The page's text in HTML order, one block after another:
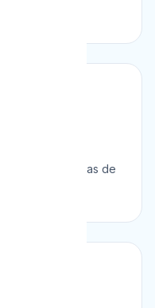
par an.
l'intervention. Pas de
jamais.